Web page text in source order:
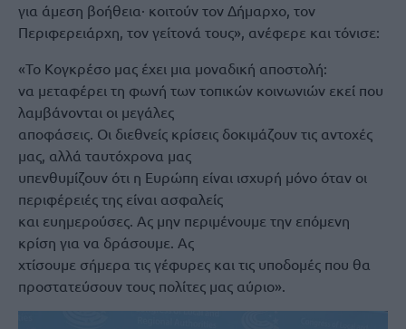
για άμεση βοήθεια· κοιτούν τον Δήμαρχο, τον
Περιφερειάρχη, τον γείτονά τους», ανέφερε και τόνισε:
​«Το Κογκρέσο μας έχει μια μοναδική αποστολή:
να μεταφέρει τη φωνή των τοπικών κοινωνιών εκεί που
λαμβάνονται οι μεγάλες
αποφάσεις. Οι διεθνείς κρίσεις δοκιμάζουν τις αντοχές
μας, αλλά ταυτόχρονα μας
υπενθυμίζουν ότι η Ευρώπη είναι ισχυρή μόνο όταν οι
περιφέρειές της είναι ασφαλείς
και ευημερούσες. ​Ας μην περιμένουμε την επόμενη
κρίση για να δράσουμε. Ας
χτίσουμε σήμερα τις γέφυρες και τις υποδομές που θα
προστατεύσουν τους πολίτες μας αύριο».